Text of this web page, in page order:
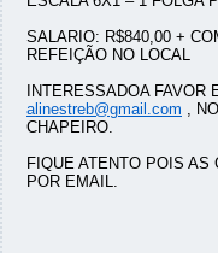
SALARIO: R$840,00 +
REFEIÇÃO NO LOCAL
INTERESSADOA FAVOR
alinestreb@gmail.com ,
CHAPEIRO.
FIQUE ATENTO POIS
POR EMAIL.